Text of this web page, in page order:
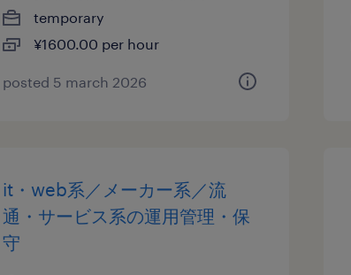
temporary
¥1600.00 per hour
posted 5 march 2026
it・web系／メーカー系／流
通・サービス系の運用管理・保
守